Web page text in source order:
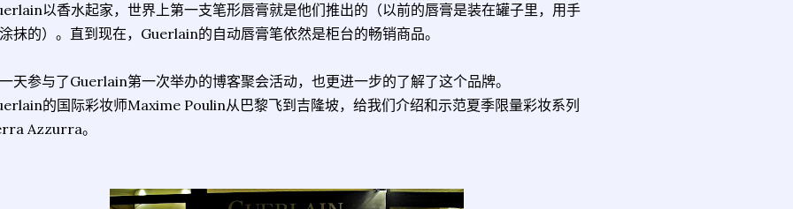
以香水起家，世界上第一支笔形唇膏就是他们推出的（以前的唇膏是装在罐子里，用手
抹的）。直到现在，Guerlain的自动唇膏笔依然是柜台的畅销商品。
天参与了Guerlain第一次举办的博客聚会活动，也更进一步的了解了这个品牌。
的国际彩妆师Maxime Poulin从巴黎飞到吉隆坡，给我们介绍和示范夏季限量彩妆系列
Azzurra。